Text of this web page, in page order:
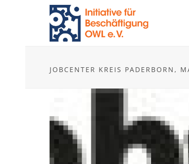
JOBCENTER KREIS PADERBORN,